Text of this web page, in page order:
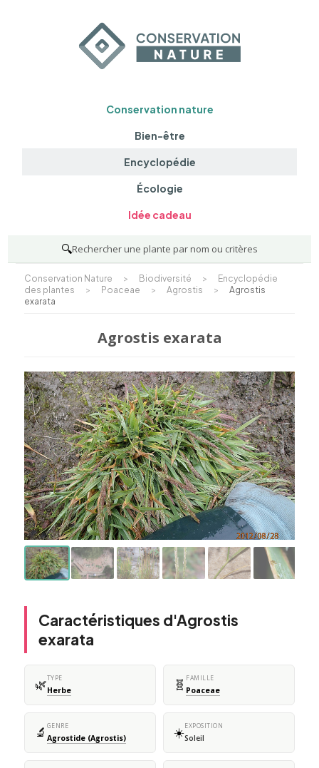
Conservation nature
Bien-être
Encyclopédie
Écologie
Idée cadeau
🔍Rechercher une plante par nom ou critères
Conservation Nature > Biodiversité >
Encyclopédie
des plantes
> Poaceae > Agrostis >
Agrostis
exarata
Agrostis exarata
Caractéristiques d'Agrostis
exarata
🌿TYPE
Herbe 🧬 FAMILLE
Poaceae
🔬 GENRE
Agrostide (Agrostis) ☀️EXPOSITION
Soleil